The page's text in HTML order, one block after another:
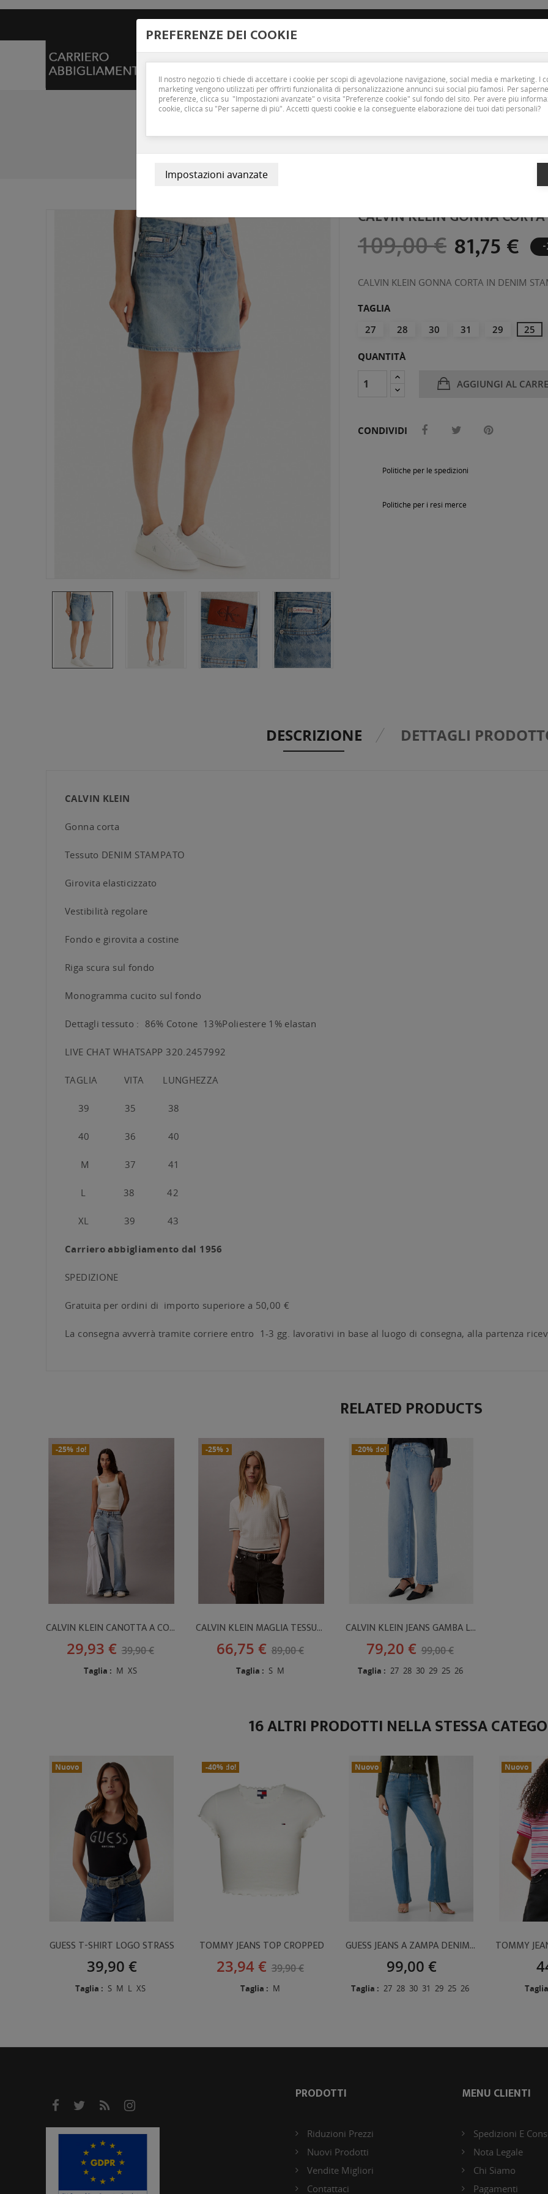
PREFERENZE DEI COOKIE
Il nostro negozio ti chiede di accettare i cookie per scopi di agevolazione navigazione, social media e marketing. I
marketing vengono utilizzati per offrirti funzionalità di personalizzazione annunci sui social più famosi. Per
preferenze, clicca su "Impostazioni avanzate" o visita "Preferenze cookie" sul fondo del sito. Per avere più
cookie, clicca su "Per saperne di più". Accetti questi cookie e la conseguente elaborazione dei tuoi dati personali?
HOME WOMAN MAN OUTLET BRAND CONTATTACI
Home Woman CALVIN KLEIN gonna corta in denim stampato
CALVIN KLEIN GONNA
109,00 € 81,75 €
CALVIN KLEIN GONNA CORTA IN DENIM
TAGLIA
27
28 30 31 29 25
QUANTITÀ
AGGIUNGI AL
CONDIVIDI
Politiche per le spedizioni
Politiche per i resi merce
DESCRIZIONE DETTAGLI
CALVIN KLEIN
Gonna corta
Tessuto DENIM STAMPATO
Girovita elasticizzato
Vestibilità regolare
Fondo e girovita a costine
Riga scura sul fondo
Monogramma cucito sul fondo
Dettagli tessuto : 86% Cotone 13%Poliestere 1% elastan
LIVE CHAT WHATSAPP 320.2457992
TAGLIA VITA LUNGHEZZA
39 35 38
40 36 40
M 37 41
L 38 42
XL 39 43
Carriero abbigliamento dal 1956
SPEDIZIONE
Gratuita per ordini di importo superiore a 50,00 €
La consegna avverrà tramite corriere entro 1-3 gg. lavorativi in base al luogo di consegna, alla partenza
RELATED PRODUCTS
In Saldo!
Nuovo
CALVIN KLEIN CANOTTA A COSTINE RIGATA
29,93 € 39,90 €
-25%
Taglia : M XS
Nuovo
CALVIN KLEIN MAGLIA TESSUTO INTRECCIATO
66,75 € 89,00 €
-25%
Taglia : S M
In Saldo!
Nuovo
CALVIN KLEIN JEANS GAMBA LARGA
79,20 € 99,00 €
-20%
Taglia : 27 28 30 29 25 26
16 ALTRI PRODOTTI NELLA STESSA
Nuovo
GUESS T-SHIRT LOGO STRASS
39,90 €
Taglia : S M L XS
In Saldo!
Nuovo
TOMMY JEANS TOP CROPPED
23,94 € 39,90 €
-40%
Taglia : M
Nuovo
GUESS JEANS A ZAMPA DENIM CHIARO
99,00 €
Taglia : 27 28 30 31 29 25 26
Nuovo
PRODOTTI
Riduzioni Prezzi
Nuovi Prodotti
Vendite Migliori
Contattaci
MENU CLIENTI
Spedizioni E
Nota Legale
Chi Siamo
Pagamenti